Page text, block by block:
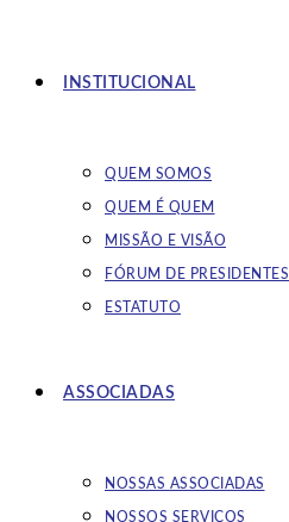
INSTITUCIONAL
QUEM SOMOS
QUEM É QUEM
MISSÃO E VISÃO
FÓRUM DE PRESIDENTES
ESTATUTO
ASSOCIADAS
NOSSAS ASSOCIADAS
NOSSOS SERVIÇOS